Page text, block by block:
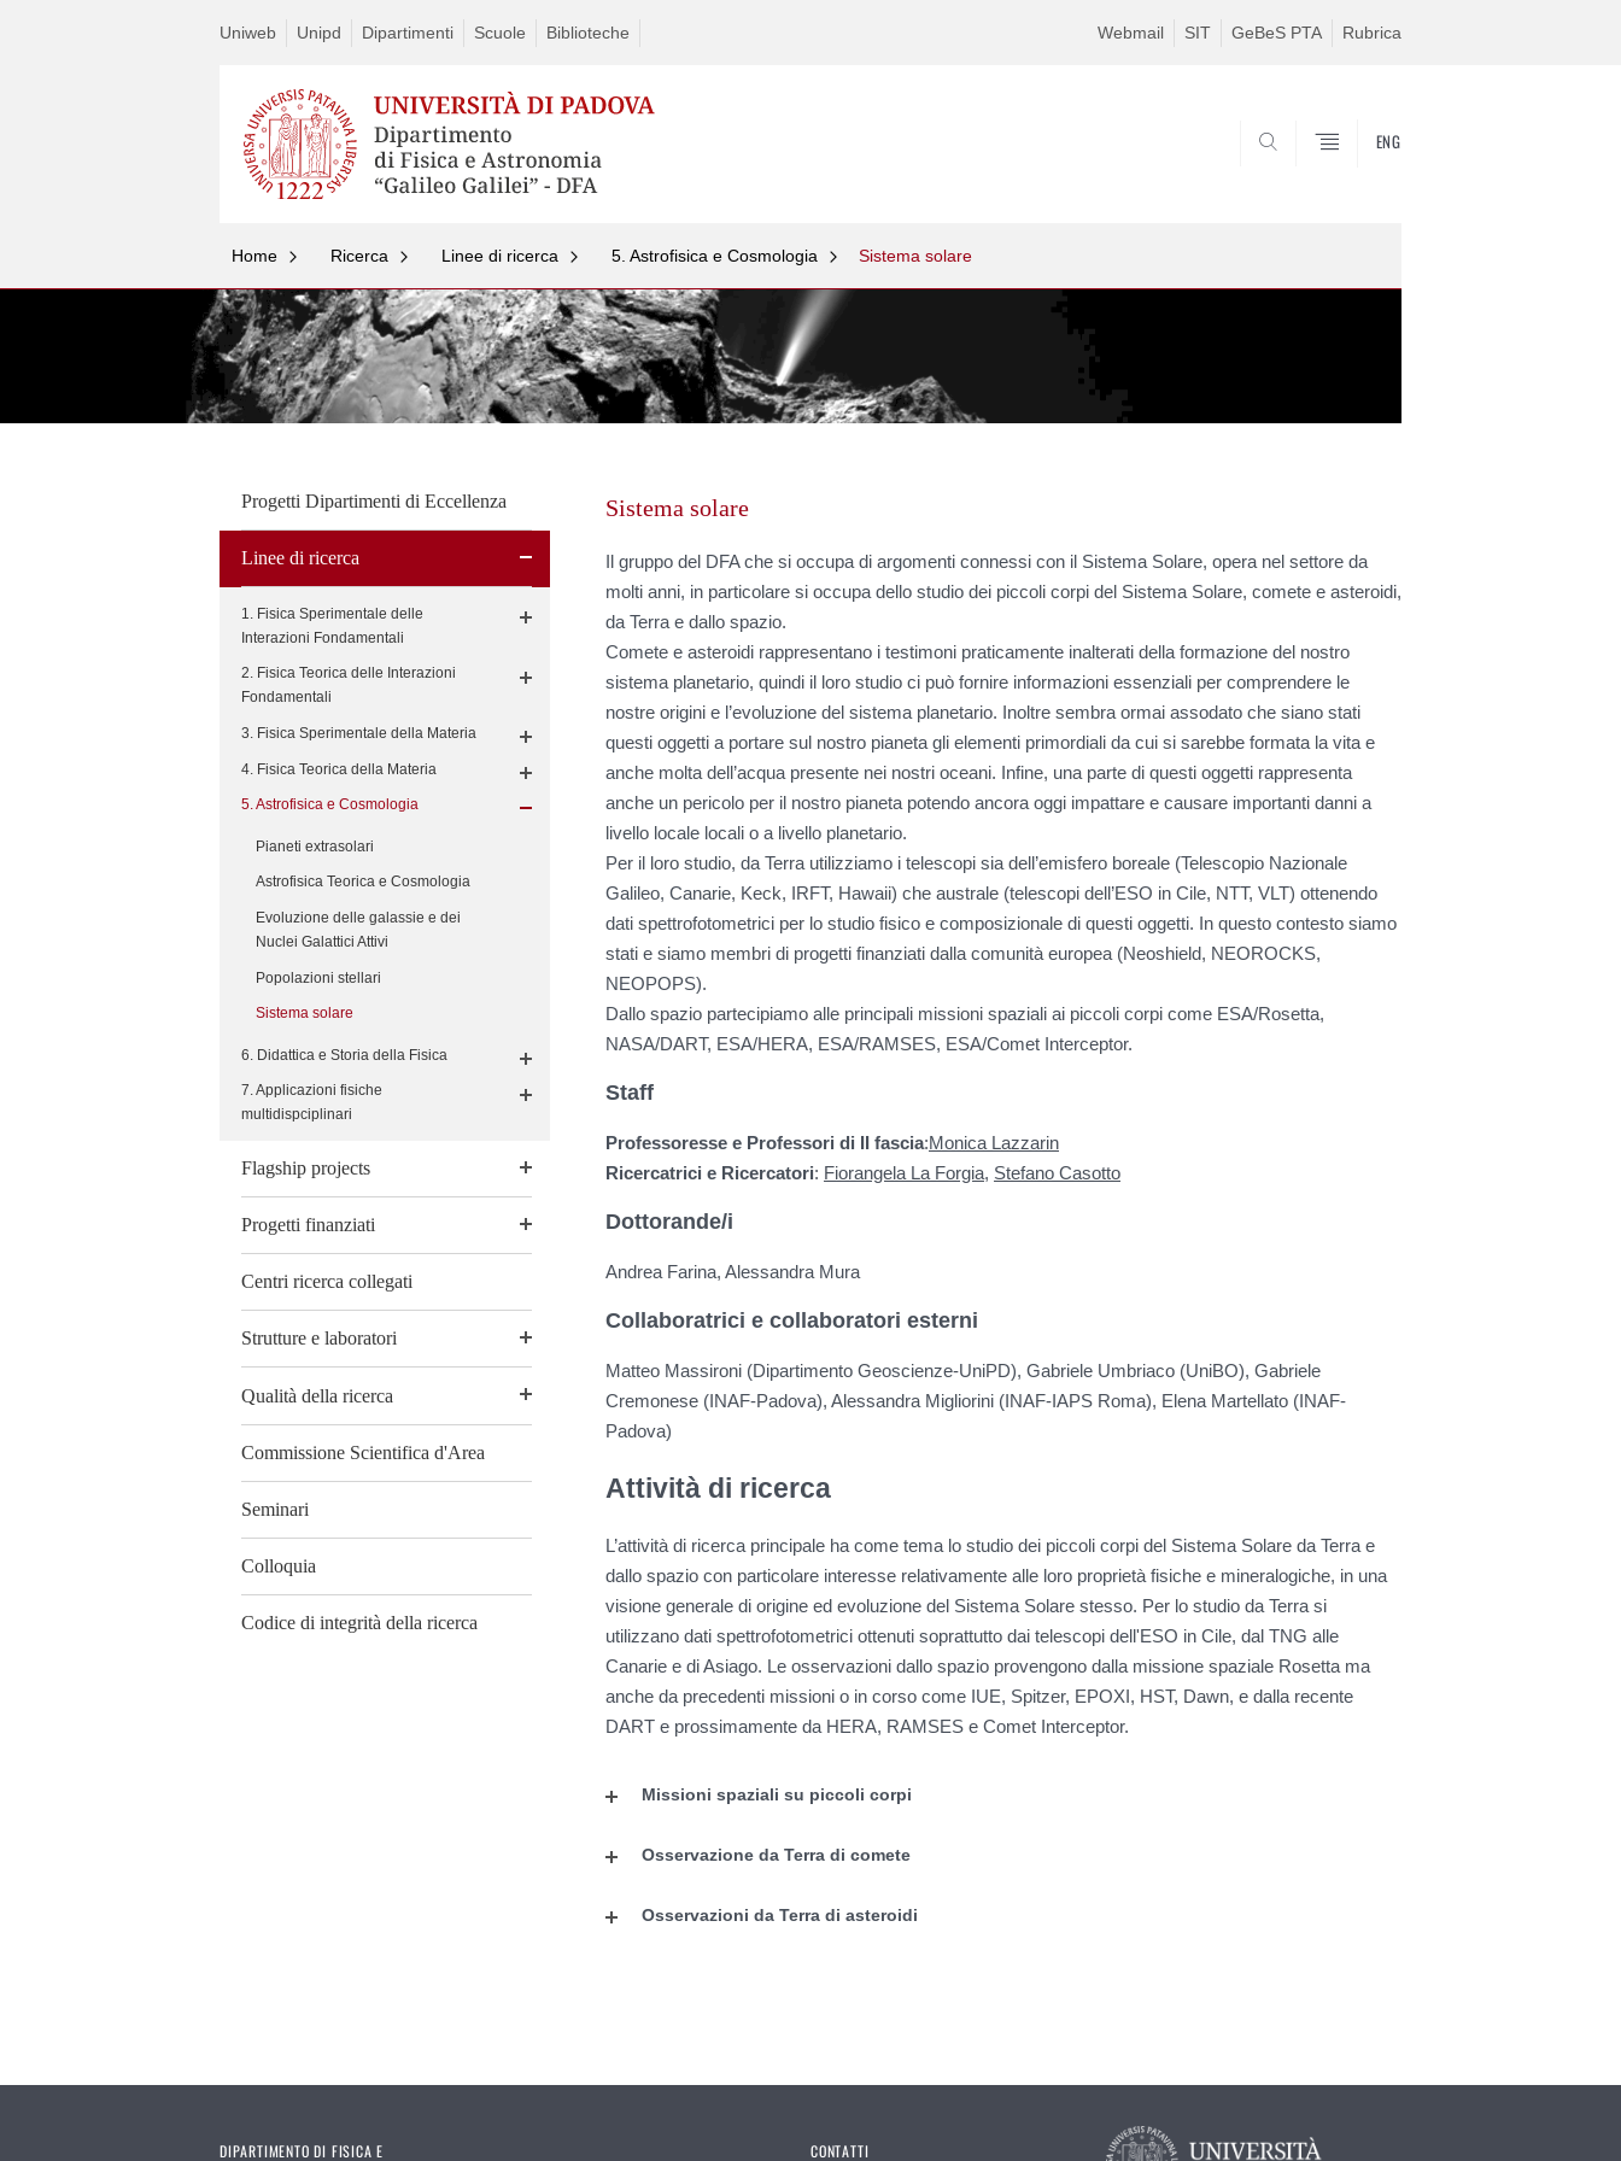
Uniweb Unipd Dipartimenti Scuole Biblioteche Webmail SIT GeBeS PTA Rubrica
ENG
Home Ricerca Linee di ricerca 5. Astrofisica e Cosmologia Sistema solare
Progetti Dipartimenti di Eccellenza
Linee di ricerca
1. Fisica Sperimentale delle
Interazioni Fondamentali
2. Fisica Teorica delle Interazioni
Fondamentali
3. Fisica Sperimentale della Materia
4. Fisica Teorica della Materia
5. Astrofisica e Cosmologia
Pianeti extrasolari
Astrofisica Teorica e Cosmologia
Evoluzione delle galassie e dei
Nuclei Galattici Attivi
Popolazioni stellari
Sistema solare
6. Didattica e Storia della Fisica
7. Applicazioni fisiche
multidispciplinari
Flagship projects
Progetti finanziati
Centri ricerca collegati
Strutture e laboratori
Qualità della ricerca
Commissione Scientifica d'Area
Seminari
Colloquia
Codice di integrità della ricerca
Skip
to
content
Sistema solare
Il gruppo del DFA che si occupa di argomenti connessi con il Sistema Solare, opera nel settore da
molti anni, in particolare si occupa dello studio dei piccoli corpi del Sistema Solare, comete e asteroidi,
da Terra e dallo spazio.
Comete e asteroidi rappresentano i testimoni praticamente inalterati della formazione del nostro
sistema planetario, quindi il loro studio ci può fornire informazioni essenziali per comprendere le
nostre origini e l’evoluzione del sistema planetario. Inoltre sembra ormai assodato che siano stati
questi oggetti a portare sul nostro pianeta gli elementi primordiali da cui si sarebbe formata la vita e
anche molta dell’acqua presente nei nostri oceani. Infine, una parte di questi oggetti rappresenta
anche un pericolo per il nostro pianeta potendo ancora oggi impattare e causare importanti danni a
livello locale locali o a livello planetario.
Per il loro studio, da Terra utilizziamo i telescopi sia dell’emisfero boreale (Telescopio Nazionale
Galileo, Canarie, Keck, IRFT, Hawaii) che australe (telescopi dell’ESO in Cile, NTT, VLT) ottenendo
dati spettrofotometrici per lo studio fisico e composizionale di questi oggetti. In questo contesto siamo
stati e siamo membri di progetti finanziati dalla comunità europea (Neoshield, NEOROCKS,
NEOPOPS).
Dallo spazio partecipiamo alle principali missioni spaziali ai piccoli corpi come ESA/Rosetta,
NASA/DART, ESA/HERA, ESA/RAMSES, ESA/Comet Interceptor.
Staff
Professoresse e Professori di II fascia:Monica Lazzarin
Ricercatrici e Ricercatori: Fiorangela La Forgia, Stefano Casotto
Dottorande/i
Andrea Farina, Alessandra Mura
Collaboratrici e collaboratori esterni
Matteo Massironi (Dipartimento Geoscienze-UniPD), Gabriele Umbriaco (UniBO), Gabriele
Cremonese (INAF-Padova), Alessandra Migliorini (INAF-IAPS Roma), Elena Martellato (INAF-
Padova)
Attività di ricerca
L’attività di ricerca principale ha come tema lo studio dei piccoli corpi del Sistema Solare da Terra e
dallo spazio con particolare interesse relativamente alle loro proprietà fisiche e mineralogiche, in una
visione generale di origine ed evoluzione del Sistema Solare stesso. Per lo studio da Terra si
utilizzano dati spettrofotometrici ottenuti soprattutto dai telescopi dell'ESO in Cile, dal TNG alle
Canarie e di Asiago. Le osservazioni dallo spazio provengono dalla missione spaziale Rosetta ma
anche da precedenti missioni o in corso come IUE, Spitzer, EPOXI, HST, Dawn, e dalla recente
DART e prossimamente da HERA, RAMSES e Comet Interceptor.
Missioni spaziali su piccoli corpi
Osservazione da Terra di comete
Osservazioni da Terra di asteroidi
DIPARTIMENTO DI FISICA E CONTATTI